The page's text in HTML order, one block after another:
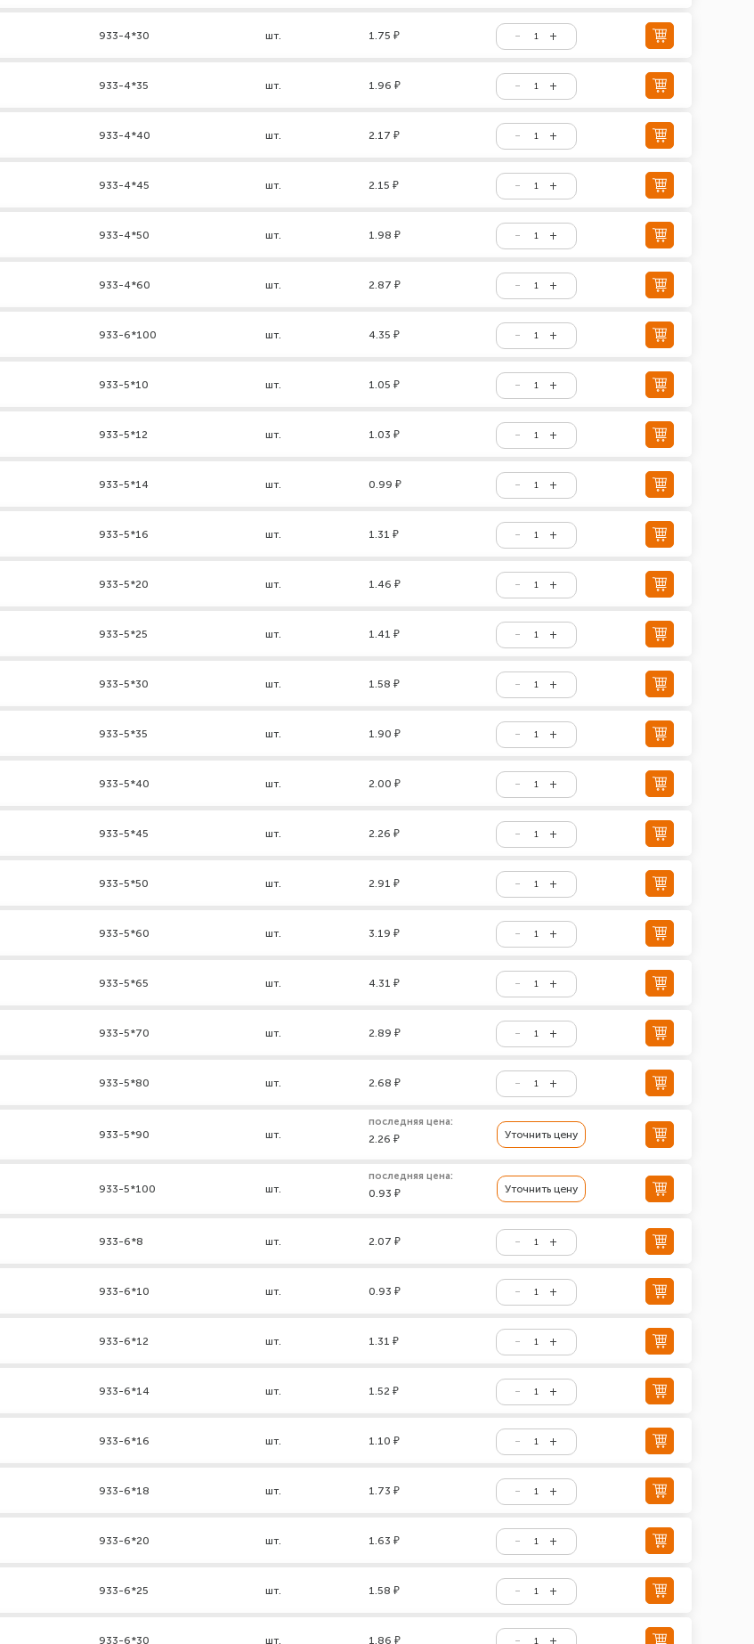
933-4*30 шт. 1.75 ₽
933-4*35 шт. 1.96 ₽
933-4*40 шт. 2.17 ₽
933-4*45 шт. 2.15 ₽
933-4*50 шт. 1.98 ₽
933-4*60 шт. 2.87 ₽
933-6*100 шт. 4.35 ₽
933-5*10 шт. 1.05 ₽
933-5*12 шт. 1.03 ₽
933-5*14 шт. 0.99 ₽
933-5*16 шт. 1.31 ₽
933-5*20 шт. 1.46 ₽
933-5*25 шт. 1.41 ₽
933-5*30 шт. 1.58 ₽
933-5*35 шт. 1.90 ₽
933-5*40 шт. 2.00 ₽
933-5*45 шт. 2.26 ₽
933-5*50 шт. 2.91 ₽
933-5*60 шт. 3.19 ₽
933-5*65 шт. 4.31 ₽
933-5*70 шт. 2.89 ₽
933-5*80 шт. 2.68 ₽
933-5*90 шт.
последняя цена:
2.26 ₽ Уточнить цену
933-5*100 шт.
последняя цена:
0.93 ₽ Уточнить цену
933-6*8 шт. 2.07 ₽
933-6*10 шт. 0.93 ₽
933-6*12 шт. 1.31 ₽
933-6*14 шт. 1.52 ₽
933-6*16 шт. 1.10 ₽
933-6*18 шт. 1.73 ₽
933-6*20 шт. 1.63 ₽
933-6*25 шт. 1.58 ₽
933-6*30 шт. 1.86 ₽